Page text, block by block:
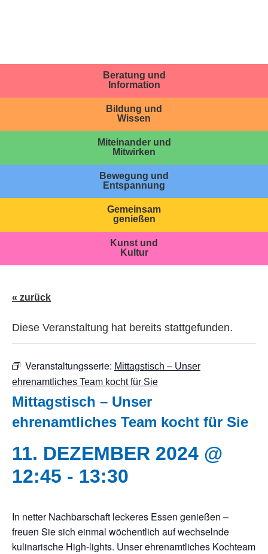
Beratung und
Information
Bildung und
Wissen
Miteinander und
Mitwirken
Bewegung und
Entspannung
Gemeinsam
genießen
Kunst und
Kultur
« zurück
Diese Veranstaltung hat bereits stattgefunden.
Veranstaltungsserie: Mittagstisch – Unser
ehrenamtliches Team kocht für Sie
Mittagstisch – Unser
ehrenamtliches Team kocht für Sie
11. DEZEMBER 2024 @
12:45 - 13:30
In netter Nachbarschaft leckeres Essen genießen –
freuen Sie sich einmal wöchentlich auf wechselnde
kulinarische High-lights. Unser ehrenamtliches Kochteam